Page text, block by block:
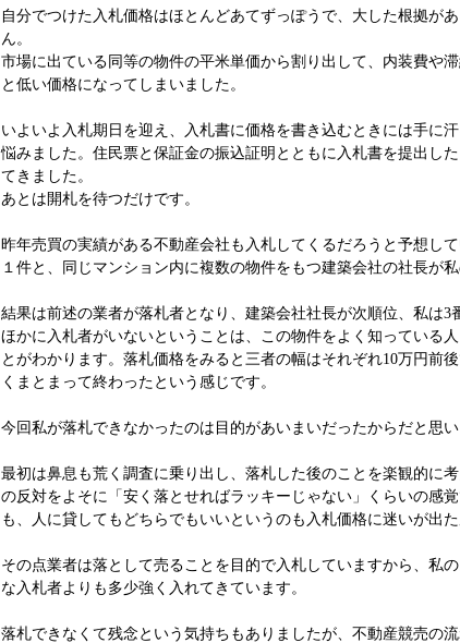
自分でつけた入札価格はほとんどあてずっぽうで、大した根拠が
ん。
市場に出ている同等の物件の平米単価から割り出して、内装費や
と低い価格になってしまいました。
いよいよ入札期日を迎え、入札書に価格を書き込むときには手に
悩みました。住民票と保証金の振込証明とともに入札書を提出し
てきました。
あとは開札を待つだけです。
昨年売買の実績がある不動産会社も入札してくるだろうと予想し
１件と、同じマンション内に複数の物件をもつ建築会社の社長が私
結果は前述の業者が落札者となり、建築会社社長が次順位、私は3
ほかに入札者がいないということは、この物件をよく知っている
とがわかります。落札価格をみると三者の幅はそれぞれ10万円前
くまとまって終わったという感じです。
今回私が落札できなかったのは目的があいまいだったからだと思い
最初は鼻息も荒く調査に乗り出し、落札した後のことを楽観的に
の反対をよそに「安く落とせればラッキーじゃない」くらいの感
も、人に貸してもどちらでもいいというのも入札価格に迷いが出た
その点業者は落として売ることを目的で入札していますから、私
な入札者よりも多少強く入れてきています。
落札できなくて残念という気持ちもありましたが、不動産競売の